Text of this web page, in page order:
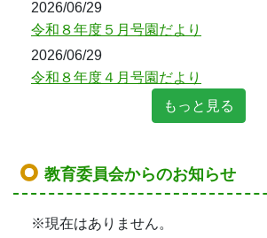
2026/06/29
令和８年度５月号園だより
2026/06/29
令和８年度４月号園だより
もっと見る
教育委員会からのお知らせ
※現在はありません。